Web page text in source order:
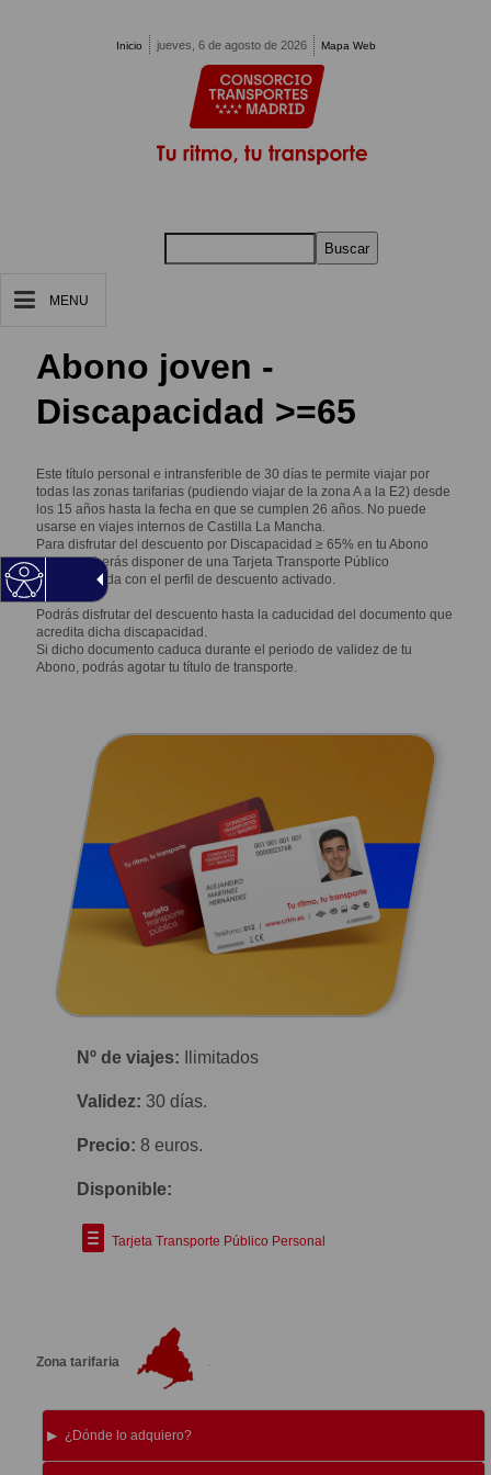
Inicio jueves, 6 de agosto de 2026 Mapa Web
Buscar
MENU
Abono joven -
Discapacidad >=65
Este título personal e intransferible de 30 días te permite viajar por
todas las zonas tarifarias (pudiendo viajar de la zona A a la E2) desde
los 15 años hasta la fecha en que se cumplen 26 años. No puede
usarse en viajes internos de Castilla La Mancha.
Para disfrutar del descuento por Discapacidad ≥ 65% en tu Abono
Joven, deberás disponer de una Tarjeta Transporte Público
personalizada con el perfil de descuento activado.
Podrás disfrutar del descuento hasta la caducidad del documento que
acredita dicha discapacidad.
Si dicho documento caduca durante el periodo de validez de tu
Abono, podrás agotar tu título de transporte.
Nº de viajes: Ilimitados
Validez: 30 días.
Precio: 8 euros.
Disponible:
Tarjeta Transporte Público Personal
Zona tarifaria
¿Dónde lo adquiero?